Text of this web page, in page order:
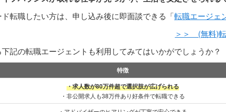
転職したい方は、申し込み後に即面談できる「転職エージェ
＞＞ (無料)
記の転職エージェントも利用してみてはいかがでしょうか？
特徴
・求人数が80万件超で選択肢が広げられる
・非公開求人も38万件あり好条件で転職できる